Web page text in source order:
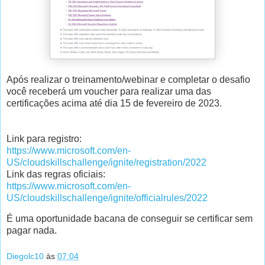
Após realizar o treinamento/webinar e completar o desafio
você receberá um voucher para realizar uma das
certificações acima até dia 15 de fevereiro de 2023.
Link para registro:
https://www.microsoft.com/en-
US/cloudskillschallenge/ignite/registration/2022
Link das regras oficiais:
https://www.microsoft.com/en-
US/cloudskillschallenge/ignite/officialrules/2022
É uma oportunidade bacana de conseguir se certificar sem
pagar nada.
Diegolc10 às 07:04